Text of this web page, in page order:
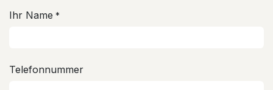
Ihr Name *
Telefonnummer